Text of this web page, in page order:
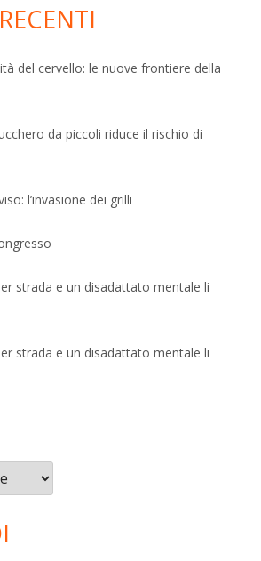
del cervello: le nuove frontiere della
da piccoli riduce il rischio di
l’invasione dei grilli
strada e un disadattato mentale li
strada e un disadattato mentale li